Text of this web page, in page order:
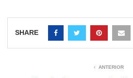
SHARE
ANTERIOR